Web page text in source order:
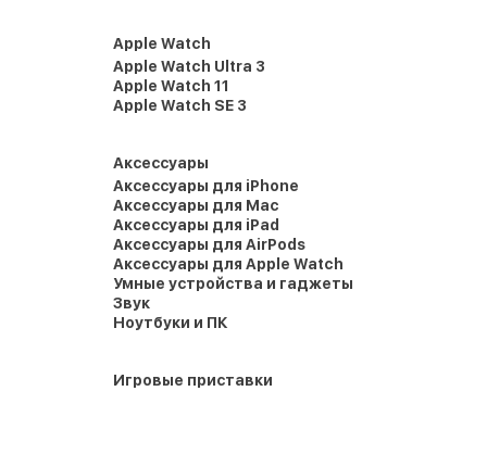
Apple Watch
Apple Watch Ultra 3
Apple Watch 11
Apple Watch SE 3
Аксессуары
Аксессуары для iPhone
Аксессуары для Mac
Аксессуары для iPad
Аксессуары для AirPods
Аксессуары для Apple Watch
Умные устройства и гаджеты
Звук
Ноутбуки и ПК
Игровые приставки